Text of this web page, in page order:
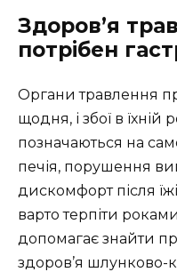
Здоров’я
потрібен
Органи травлення
щодня, і збої в їхній
позначаються на
печія, порушення
дискомфорт після
варто терпіти
допомагає знайти
здоров’я шлунково-